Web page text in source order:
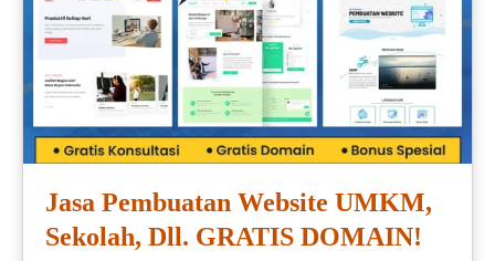
Jasa Pembuatan Website UMKM,
Sekolah, Dll. GRATIS DOMAIN!